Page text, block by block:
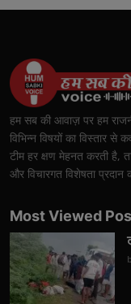
हम सब की आवाज़ पर हम
विभिन्न विषयों का विस्तार
टीम हर क्षण मेहनत करती है,
और विचारगत विशेषता
Most Viewed